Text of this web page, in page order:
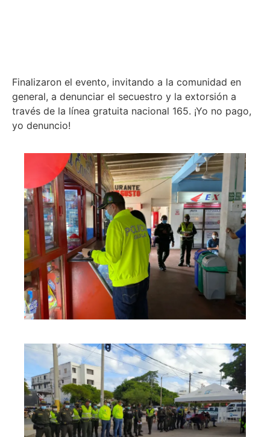
Finalizaron el evento, invitando a la comunidad en
general, a denunciar el secuestro y la extorsión a
través de la línea gratuita nacional 165. ¡Yo no pago,
yo denuncio!